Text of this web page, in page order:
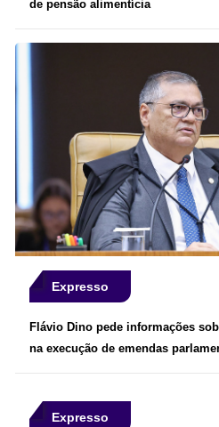
de pensão alimentícia
Expresso
Flávio Dino pede informações
na execução de emendas
Expresso